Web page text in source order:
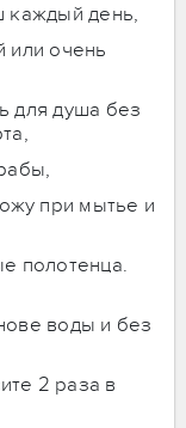
каждый день,
или очень
для душа без
при мытье и
полотенца.
воды и без
2 раза в